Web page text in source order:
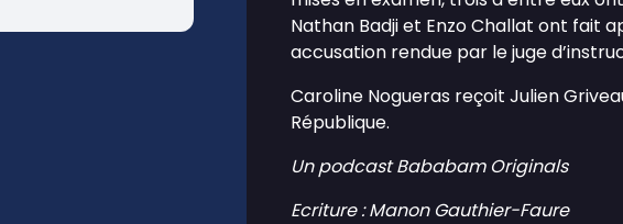
Nathan Badji et Enzo Challat ont fait
accusation rendue par le juge
Caroline Nogueras reçoit Julien
République.
Un podcast Bababam Originals
Ecriture : Manon Gauthier-Faure